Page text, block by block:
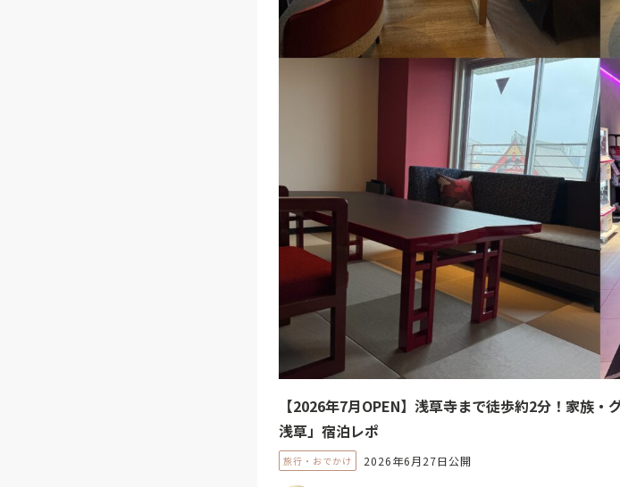
【2026年7月OPEN】浅草寺まで徒歩約2分！家族
浅草」宿泊レポ
旅行・おでかけ 2026年6月27日公開